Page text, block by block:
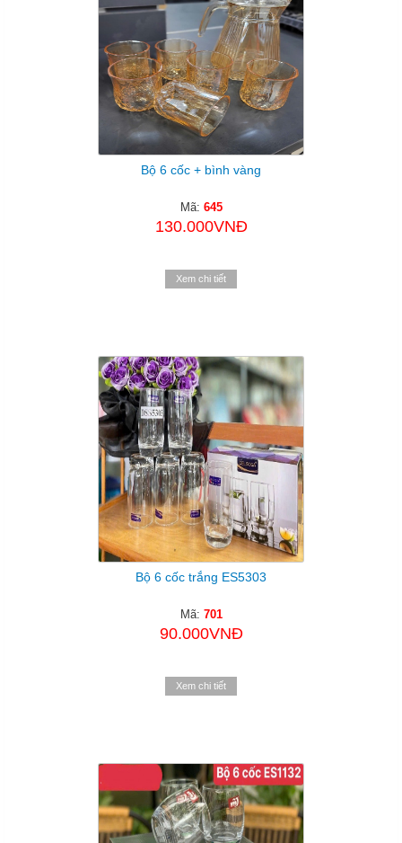
Bộ 6 cốc + bình vàng
Mã: 645
130.000VNĐ
Xem chi tiết
Bộ 6 cốc trắng ES5303
Mã: 701
90.000VNĐ
Xem chi tiết